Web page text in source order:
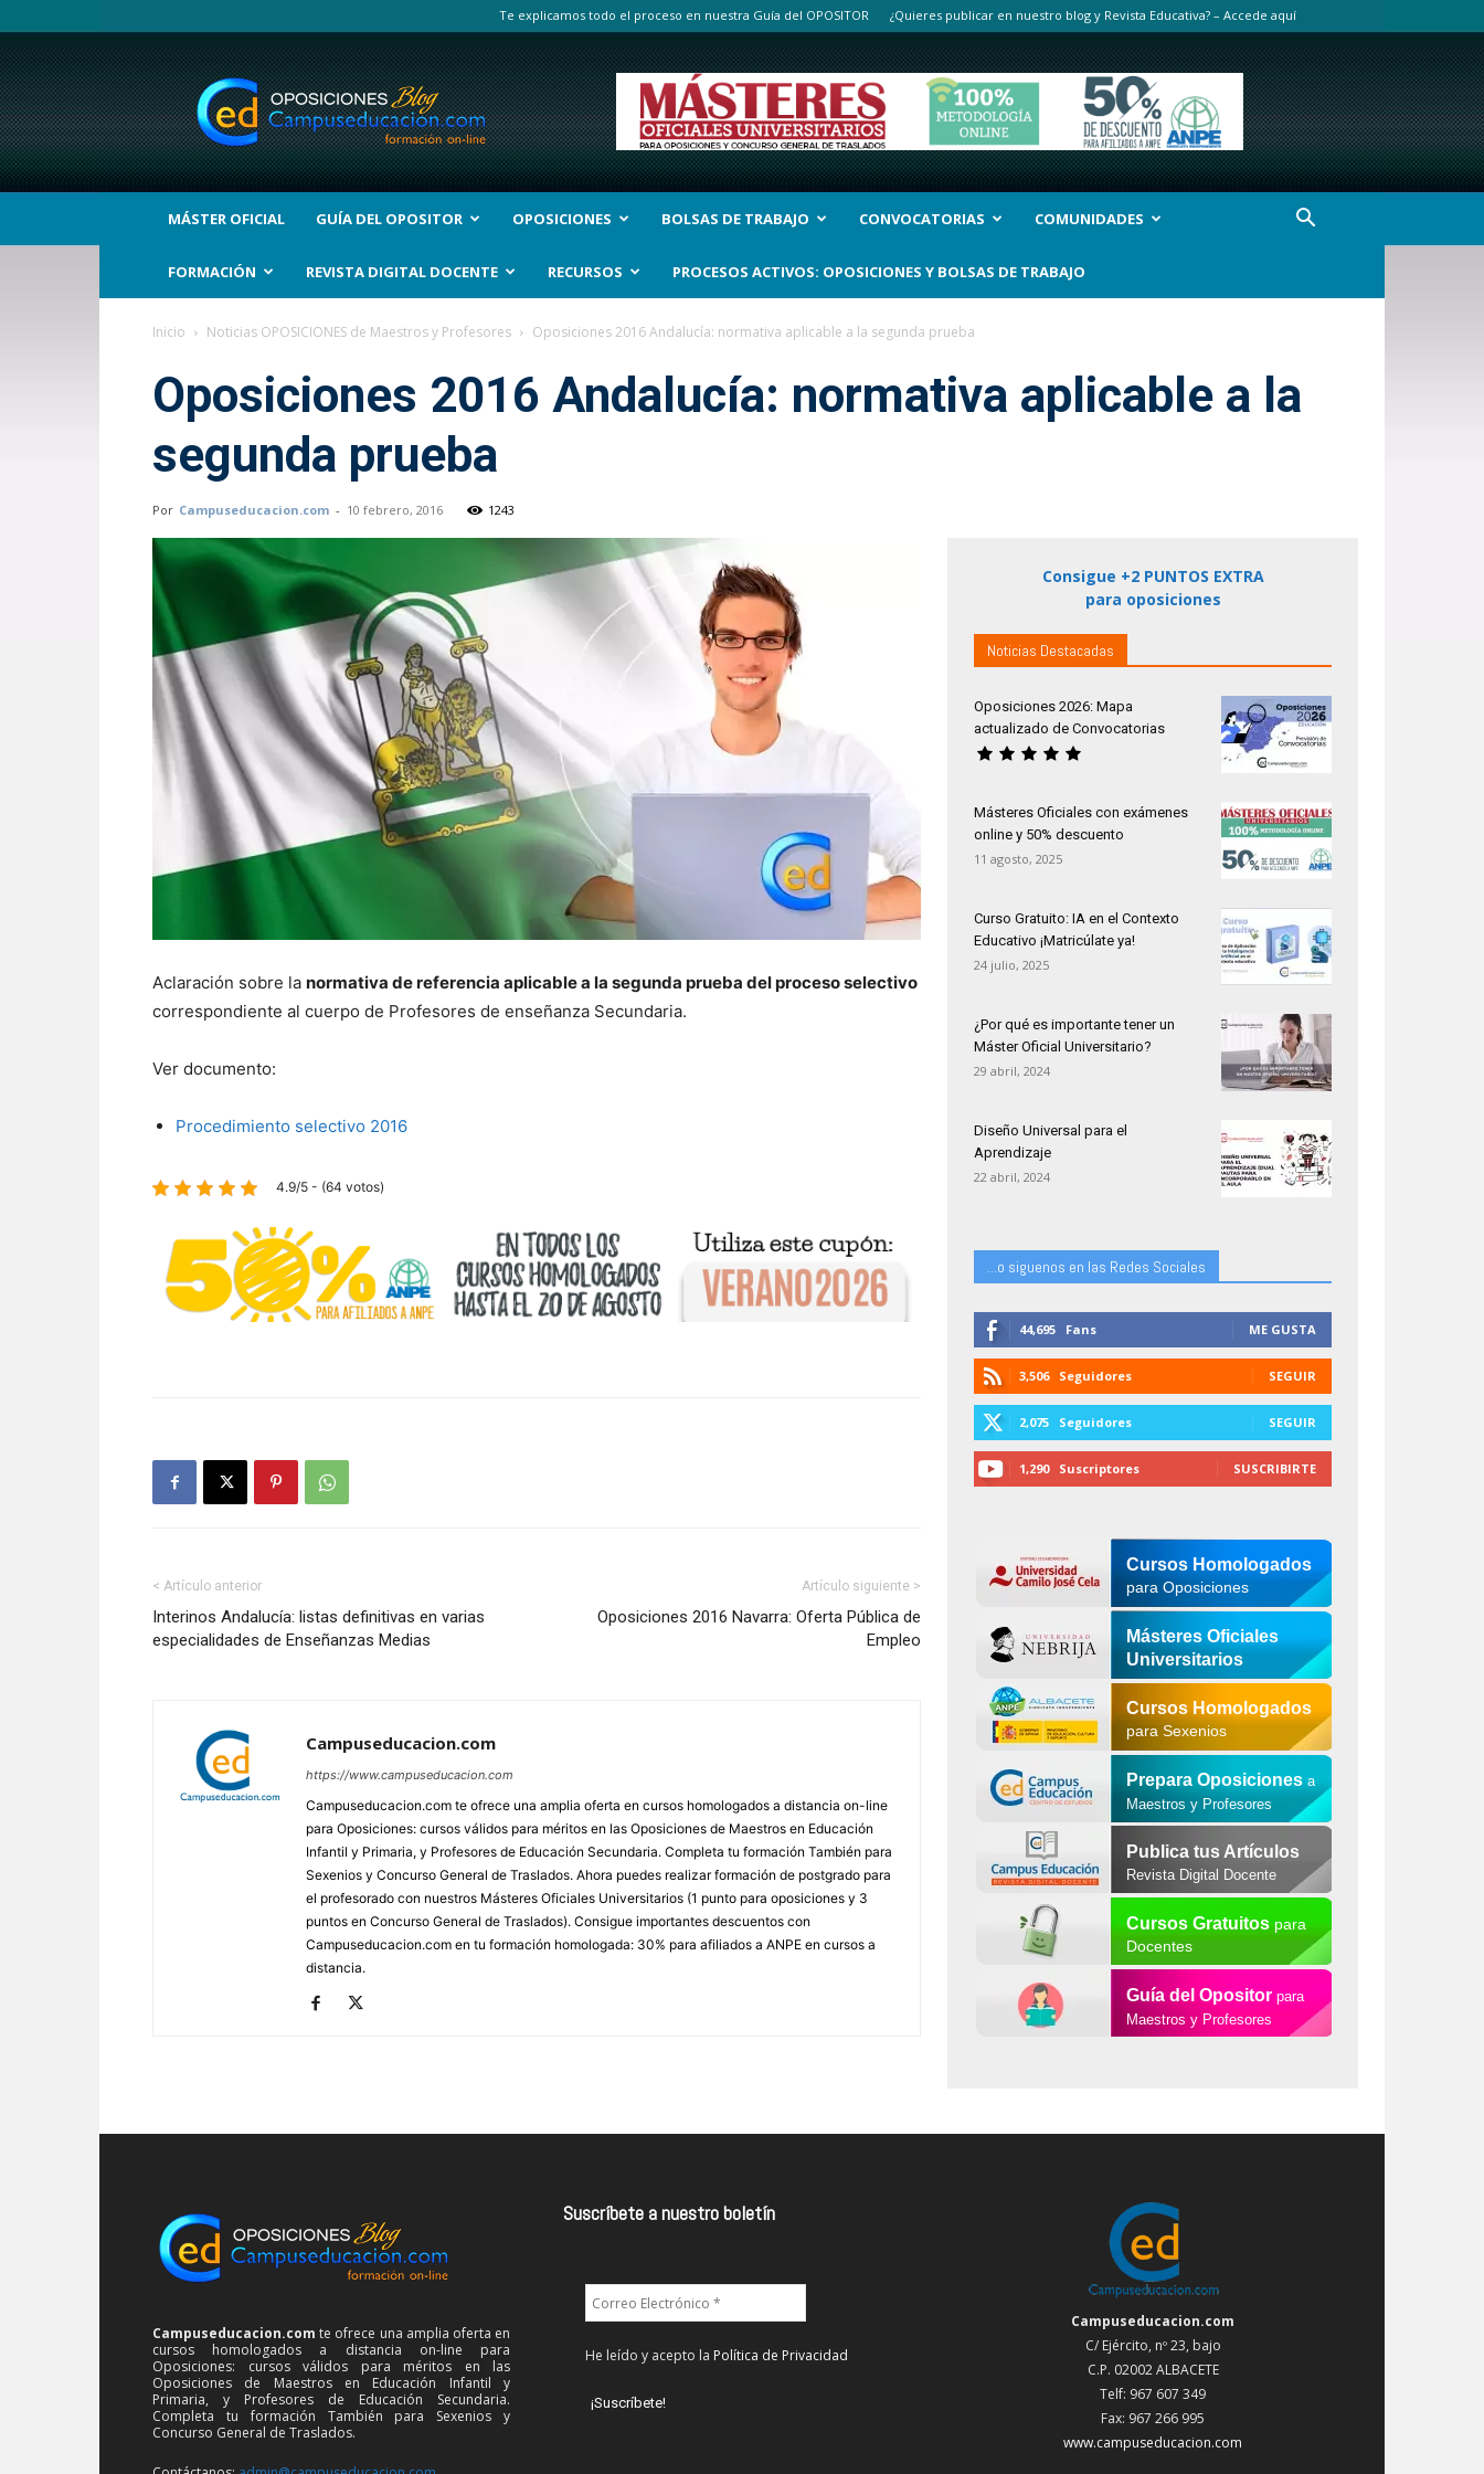
Te explicamos todo el proceso en nuestra Guía del OPOSITOR ¿Quieres publicar en nuestro blog y Revista Educativa? – Accede aquí
BLOG
Noticias
Oposiciones
y
bolsas
Trabajo
Interinos.
MÁSTER OFICIAL GUÍA DEL OPOSITOR OPOSICIONES BOLSAS DE TRABAJO CONVOCATORIAS COMUNIDADES
FORMACIÓN REVISTA DIGITAL DOCENTE RECURSOS PROCESOS ACTIVOS: OPOSICIONES Y BOLSAS DE TRABAJO
Inicio Noticias OPOSICIONES de Maestros y Profesores Oposiciones 2016 Andalucía: normativa aplicable a la segunda prueba
Oposiciones 2016 Andalucía: normativa aplicable a la
segunda prueba
Por Campuseducacion.com - 10 febrero, 2016 1243
Aclaración sobre la normativa de referencia aplicable a la segunda prueba del proceso selectivo
correspondiente al cuerpo de Profesores de enseñanza Secundaria.
Ver documento:
Procedimiento selectivo 2016
4.9/5 - (64 votos)
< Artículo anterior
Interinos Andalucía: listas definitivas en varias
especialidades de Enseñanzas Medias
Artículo siguiente >
Oposiciones 2016 Navarra: Oferta Pública de
Empleo
Campuseducacion.com
https://www.campuseducacion.com
Campuseducacion.com te ofrece una amplia oferta en cursos homologados a distancia on-line
para Oposiciones: cursos válidos para méritos en las Oposiciones de Maestros en Educación
Infantil y Primaria, y Profesores de Educación Secundaria. Completa tu formación También para
Sexenios y Concurso General de Traslados. Ahora puedes realizar formación de postgrado para
el profesorado con nuestros Másteres Oficiales Universitarios (1 punto para oposiciones y 3
puntos en Concurso General de Traslados). Consigue importantes descuentos con
Campuseducacion.com en tu formación homologada: 30% para afiliados a ANPE en cursos a
distancia.
Consigue +2 PUNTOS EXTRA
para oposiciones
Noticias Destacadas
Oposiciones 2026: Mapa
actualizado de Convocatorias
Másteres Oficiales con exámenes
online y 50% descuento
11 agosto, 2025
Curso Gratuito: IA en el Contexto
Educativo ¡Matricúlate ya!
24 julio, 2025
¿Por qué es importante tener un
Máster Oficial Universitario?
29 abril, 2024
Diseño Universal para el
Aprendizaje
22 abril, 2024
...o siguenos en las Redes Sociales
44,695 Fans ME GUSTA
3,506 Seguidores SEGUIR
2,075 Seguidores SEGUIR
1,290 Suscriptores SUSCRIBIRTE
Cursos Homologados
para Oposiciones
Másteres Oficiales
Universitarios
Cursos Homologados
para Sexenios
Prepara Oposiciones a
Maestros y Profesores
Publica tus Artículos
Revista Digital Docente
Cursos Gratuitospara
Docentes
Guía del Opositor para
Maestros y Profesores
Campuseducacion.com te ofrece una amplia oferta en
cursos homologados a distancia on-line para
Oposiciones: cursos válidos para méritos en las
Oposiciones de Maestros en Educación Infantil y
Primaria, y Profesores de Educación Secundaria.
Completa tu formación También para Sexenios y
Concurso General de Traslados.
Suscríbete a nuestro boletín
He leído y acepto la Política de Privacidad
Campuseducacion.com
C/ Ejército, nº 23, bajo
C.P. 02002 ALBACETE
Telf: 967 607 349
Fax: 967 266 995
www.campuseducacion.com